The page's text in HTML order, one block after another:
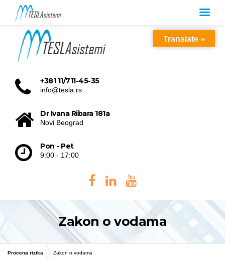
+381 11/711-45-35
info@tesla.rs
Dr Ivana Ribara 181a
Novi Beograd
Pon - Pet
9:00 - 17:00
Zakon o vodama
Procena rizika Zakon o vodama
Translate »